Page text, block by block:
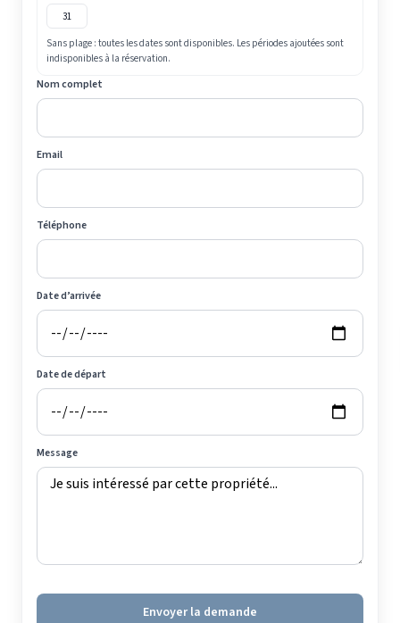
31
Sans plage : toutes les dates sont disponibles. Les périodes ajoutées sont
indisponibles à la réservation.
Nom complet
Email
Téléphone
Date d’arrivée
Date de départ
Message
Envoyer la demande